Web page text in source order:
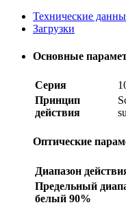
Технические
Загрузки
Основные
Серия
Принцип
действия
Оптические
Диапазон
Предельный
белый 90%